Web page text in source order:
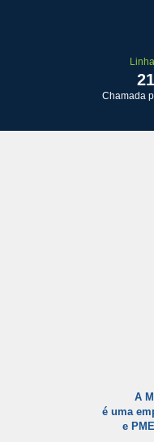
Chamada
A
é uma
e